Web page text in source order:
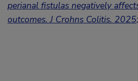
perianal fistulas negatively
outcomes. J Crohns Colitis.